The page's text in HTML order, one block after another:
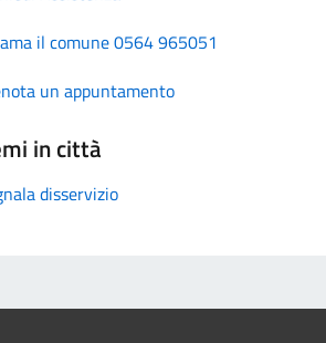
il comune 0564 965051
un appuntamento
in città
disservizio